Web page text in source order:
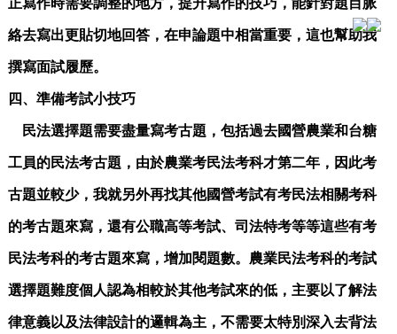
正寫作時需要調整的地方，提升寫作的技巧，能針對題目脈
絡去寫出更貼切地回答，在申論題中相當重要，這也幫助我
撰寫面試履歷。
四、準備考試小技巧
民法選擇題需要盡量寫考古題，包括過去國營農業和台糖
工員的民法考古題，由於農業考民法考科才第二年，因此考
古題並較少，我就另外再找其他國營考試有考民法相關考科
的考古題來寫，還有公職高等考試、司法特考等等這些有考
民法考科的考古題來寫，增加閱題數。農業民法考科的考試
選擇題難度個人認為相較於其他考試來的低，主要以了解法
律意義以及法律設計的邏輯為主，不需要太特別深入去背法